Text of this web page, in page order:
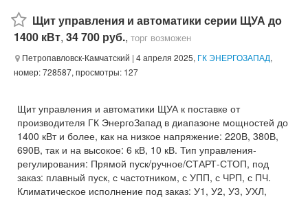
Щит управления и автоматики серии ЩУА до
1400 кВт, 34 700 руб., торг возможен
Петропавловск-Камчатский | 4 апреля 2025, ГК ЭНЕРГОЗАПАД,
номер: 728587, просмотры: 127
Щит управления и автоматики ЩУА к поставке от
производителя ГК ЭнергоЗапад в диапазоне мощностей до
1400 кВт и более, как на низкое напряжение: 220В, 380В,
690В, так и на высокое: 6 кВ, 10 кВ. Тип управления-
регулирования: Прямой пуск/ручное/СТАРТ-СТОП, под
заказ: плавный пуск, с частотником, с УПП, с ЧРП, с ПЧ.
Климатическое исполнение под заказ: У1, У2, У3, УХЛ,